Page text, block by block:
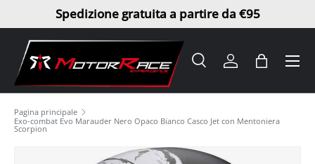
Passa ai contenuti
Spedizione gratuita a partire da €95
Cerca
Tipo prodotto
Cerca AccediBorsa
Pagina principale
Exo-combat Evo Marauder Nero Opaco Bianco Casco Jet con Mentoniera
Scorpion